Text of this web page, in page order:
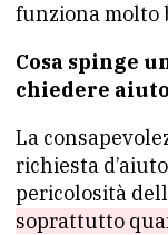
funziona molto
Cosa spinge
chiedere
La
richiesta
pericolosità
soprattutto